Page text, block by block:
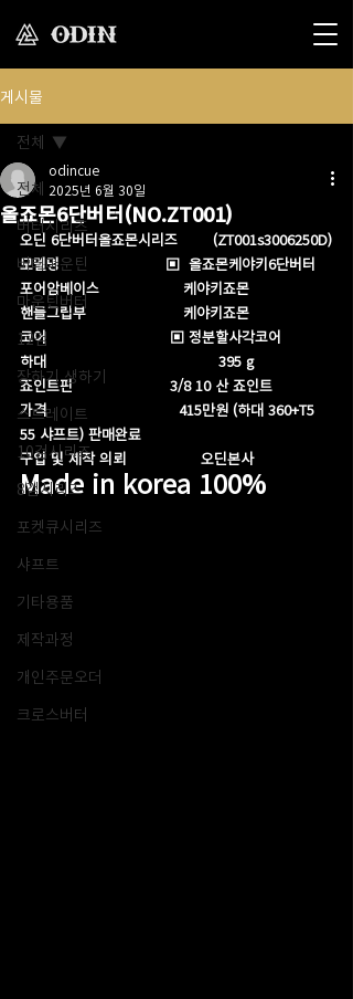
게시물
전체
버터시리즈
버터마운틴
마운틴버터
12검
장하기 생하기
스트레이트
10검시리즈
8검시리즈
포켓큐시리즈
샤프트
기타용품
제작과정
개인주문오더
크로스버터
전체
올죠몬6단버터(NO.ZT001)
odincue
2025년 6월 30일
오딘 6단버터올죠몬시리즈        (ZT001s3006250D)
모델명                        ▣  올죠몬케야키6단버터
포어암베이스                   케야키죠몬
핸들그립부                      케야키죠몬
코어                            ▣ 정분할사각코어
하대                                       395 g
죠인트핀                      3/8 10 산 죠인트
가격                              415만원 (하대 360+T5
55 샤프트) 판매완료
구입 및 제작 의뢰                 오딘본사
Made in korea 100%